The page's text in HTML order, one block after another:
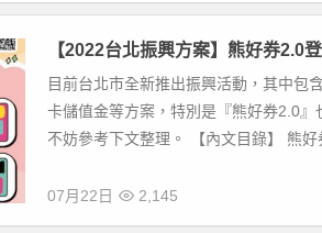
【2022台北振興方案】熊好券2.0
目前台北市全新推出振興活動，其中包
卡儲值金等方案，特別是『熊好券2.0
不妨參考下文整理。 【內文目錄】 熊好
07月22日 2,145